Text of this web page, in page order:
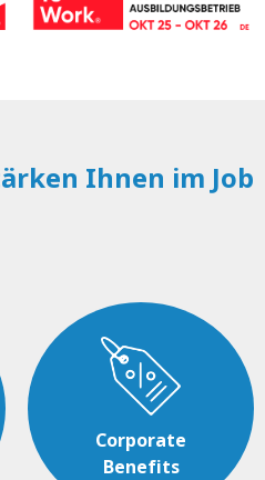
Ihnen im Job
Corporate
Benefits